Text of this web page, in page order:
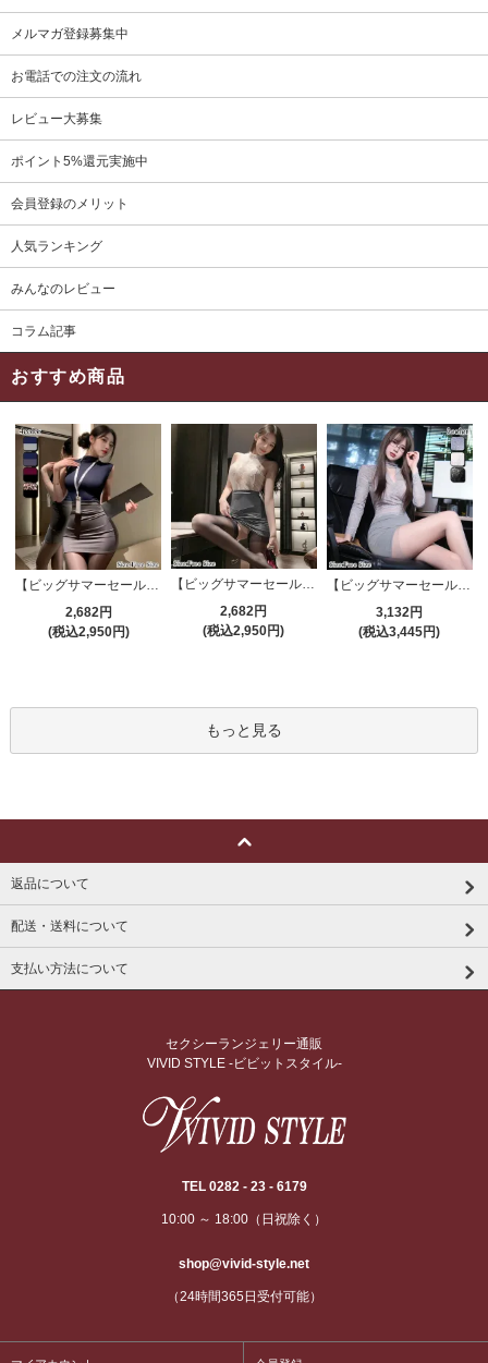
メルマガ登録募集中
お電話での注文の流れ
レビュー大募集
ポイント5%還元実施中
会員登録のメリット
人気ランキング
みんなのレビュー
コラム記事
おすすめ商品
2,682円
(税込2,950円)
【ビッグサマーセール対象品】セクシーコスプレ(SEXYCOSPLAY) 4191
2,682円
(税込2,950円)
【ビッグサマーセール対象品】セクシーコスプレ(SEXYCOSPLAY) 4173
3,132円
(税込3,445円)
もっと見る
返品について
配送・送料について
支払い方法について
セクシーランジェリー通販
VIVID STYLE -ビビットスタイル-
TEL 0282 - 23 - 6179
10:00 ～ 18:00（日祝除く）
shop@vivid-style.net
（24時間365日受付可能）